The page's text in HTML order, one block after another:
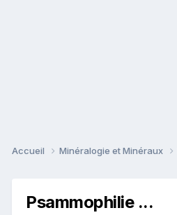
Accueil Minéralogie et Minéraux
Psammophilie ...